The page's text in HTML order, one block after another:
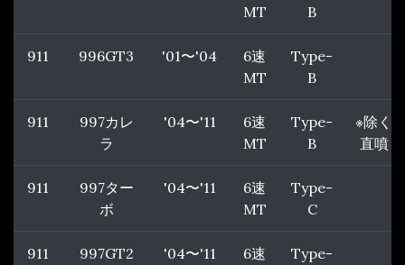
MT
B
911 996GT3 '01〜'04
6速
MT
Type-
B
911
997カレ
ラ
'04〜'11
6速
MT
Type-
B
※除く
直噴
911
997ター
ボ
'04〜'11
6速
MT
Type-
C
911 997GT2 '04〜'11 6速 Type-